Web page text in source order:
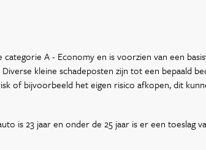
A - Economy en is voorzien van een
kleine schadeposten zijn tot een bepaald
of bijvoorbeeld het eigen risico afkopen, dit
is 23 jaar en onder de 25 jaar is er een toeslag